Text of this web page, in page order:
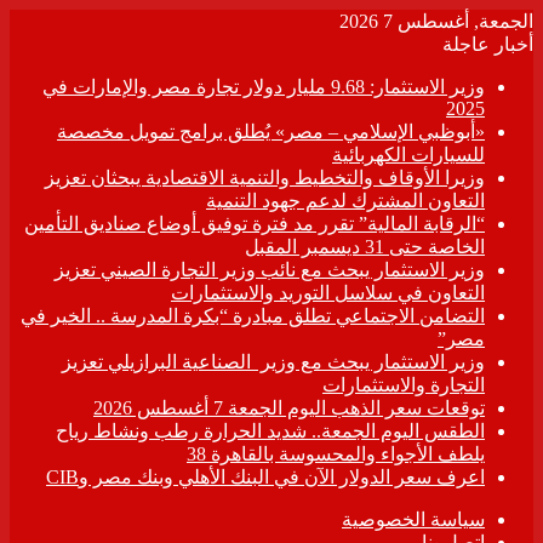
الجمعة, أغسطس 7 2026
أخبار عاجلة
وزير الاستثمار: 9.68 مليار دولار تجارة مصر والإمارات في
2025
«أبوظبي الإسلامي – مصر» يُطلق برامج تمويل مخصصة
للسيارات الكهربائية
وزيرا الأوقاف والتخطيط والتنمية الاقتصادية يبحثان تعزيز
التعاون المشترك لدعم جهود التنمية
“الرقابة المالية” تقرر مد فترة توفيق أوضاع صناديق التأمين
الخاصة حتى 31 ديسمبر المقبل
وزير الاستثمار يبحث مع نائب وزير التجارة الصيني تعزيز
التعاون في سلاسل التوريد والاستثمارات
التضامن الاجتماعي تطلق مبادرة “بكرة المدرسة .. الخير في
مصر”
وزير الاستثمار يبحث مع وزير الصناعية البرازيلي تعزيز
التجارة والاستثمارات
توقعات سعر الذهب اليوم الجمعة 7 أغسطس 2026
الطقس اليوم الجمعة.. شديد الحرارة رطب ونشاط رياح
يلطف الأجواء والمحسوسة بالقاهرة 38
اعرف سعر الدولار الآن في البنك الأهلي وبنك مصر وCIB
سياسة الخصوصية